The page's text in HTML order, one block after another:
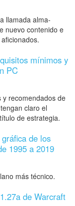
llamada alma-
nuevo contenido e
mínimos y
PC
y recomendados de
claro el
de estrategia.
de los
1995 a 2019
más técnico.
de Warcraft